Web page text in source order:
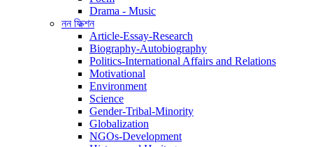
Drama - Music
নন ফিক্শন
Article-Essay-Research
Biography-Autobiography
Politics-International Affairs and Relations
Motivational
Environment
Science
Gender-Tribal-Minority
Globalization
NGOs-Development